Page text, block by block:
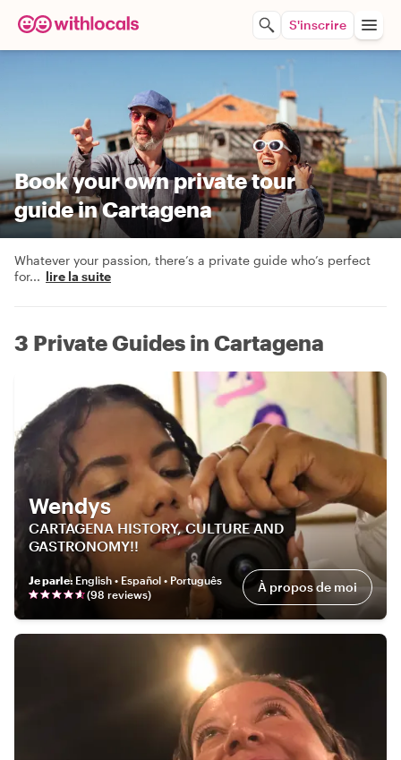
S'inscrire
Book your own private tour
guide in Cartagena
Whatever your passion, there’s a private guide who’s perfect
for... lire la suite
3 Private Guides in Cartagena
Wendys
CARTAGENA HISTORY, CULTURE AND
GASTRONOMY!!
Je parle: English • Español • Português
(98 reviews) À propos de moi